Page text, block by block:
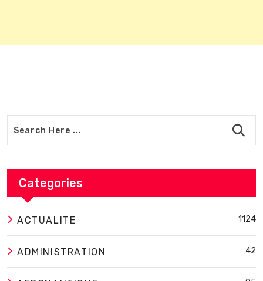
Categories
ACTUALITE 1124
ADMINISTRATION 42